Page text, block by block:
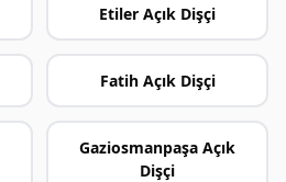
Etiler Açık Dişçi
Fatih Açık Dişçi
Gaziosmanpaşa Açık
Dişçi